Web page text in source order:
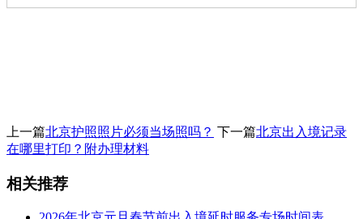
上一篇北京护照照片必须当场照吗？ 下一篇北京出入境记录
在哪里打印？附办理材料
相关推荐